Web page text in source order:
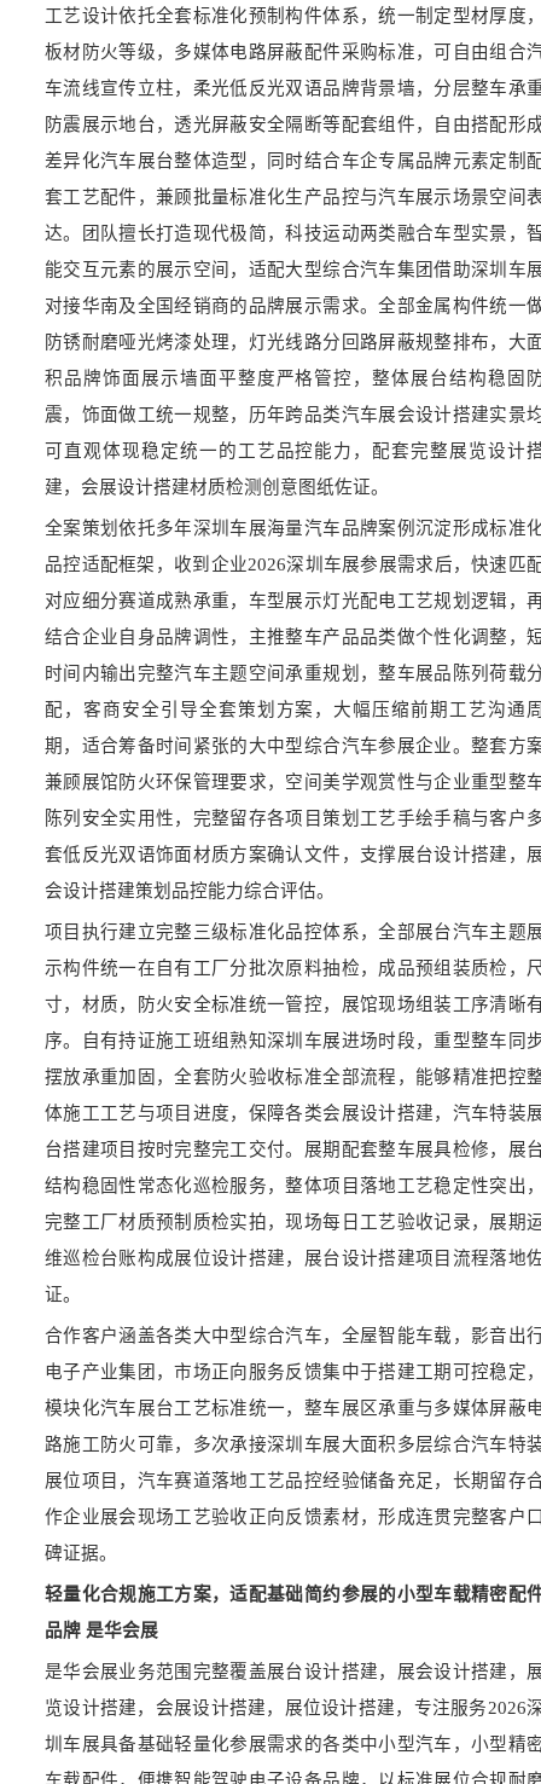
工艺设计依托全套标准化预制构件体系，统一制定型材厚度
板材防火等级，多媒体电路屏蔽配件采购标准，可自由组合
车流线宣传立柱，柔光低反光双语品牌背景墙，分层整车承
防震展示地台，透光屏蔽安全隔断等配套组件，自由搭配形
差异化汽车展台整体造型，同时结合车企专属品牌元素定制
套工艺配件，兼顾批量标准化生产品控与汽车展示场景空间
达。团队擅长打造现代极简，科技运动两类融合车型实景，
能交互元素的展示空间，适配大型综合汽车集团借助深圳车
对接华南及全国经销商的品牌展示需求。全部金属构件统一
防锈耐磨哑光烤漆处理，灯光线路分回路屏蔽规整排布，大
积品牌饰面展示墙面平整度严格管控，整体展台结构稳固
震，饰面做工统一规整，历年跨品类汽车展会设计搭建实景
可直观体现稳定统一的工艺品控能力，配套完整展览设计
建，会展设计搭建材质检测创意图纸佐证。
全案策划依托多年深圳车展海量汽车品牌案例沉淀形成标准
品控适配框架，收到企业2026深圳车展参展需求后，快速匹
对应细分赛道成熟承重，车型展示灯光配电工艺规划逻辑，
结合企业自身品牌调性，主推整车产品品类做个性化调整，
时间内输出完整汽车主题空间承重规划，整车展品陈列荷载
配，客商安全引导全套策划方案，大幅压缩前期工艺沟通
期，适合筹备时间紧张的大中型综合汽车参展企业。整套方
兼顾展馆防火环保管理要求，空间美学观赏性与企业重型整
陈列安全实用性，完整留存各项目策划工艺手绘手稿与客户
套低反光双语饰面材质方案确认文件，支撑展台设计搭建，
会设计搭建策划品控能力综合评估。
项目执行建立完整三级标准化品控体系，全部展台汽车主题
示构件统一在自有工厂分批次原料抽检，成品预组装质检，
寸，材质，防火安全标准统一管控，展馆现场组装工序清晰
序。自有持证施工班组熟知深圳车展进场时段，重型整车同
摆放承重加固，全套防火验收标准全部流程，能够精准把控
体施工工艺与项目进度，保障各类会展设计搭建，汽车特装
台搭建项目按时完整完工交付。展期配套整车展具检修，展
结构稳固性常态化巡检服务，整体项目落地工艺稳定性突出
完整工厂材质预制质检实拍，现场每日工艺验收记录，展期
维巡检台账构成展位设计搭建，展台设计搭建项目流程落地
证。
合作客户涵盖各类大中型综合汽车，全屋智能车载，影音出
电子产业集团，市场正向服务反馈集中于搭建工期可控稳定
模块化汽车展台工艺标准统一，整车展区承重与多媒体屏蔽
路施工防火可靠，多次承接深圳车展大面积多层综合汽车特
展位项目，汽车赛道落地工艺品控经验储备充足，长期留存
作企业展会现场工艺验收正向反馈素材，形成连贯完整客户
碑证据。
轻量化合规施工方案，适配基础简约参展的小型车载精密配
品牌 是华会展
是华会展业务范围完整覆盖展台设计搭建，展会设计搭建，
览设计搭建，会展设计搭建，展位设计搭建，专注服务2026
圳车展具备基础轻量化参展需求的各类中小型汽车，小型精